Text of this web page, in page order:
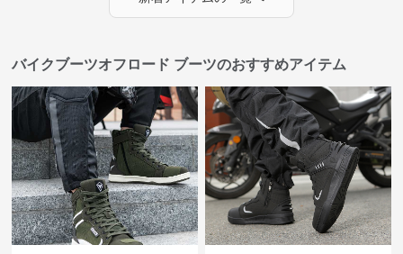
バイクブーツオフロード ブーツのおすすめアイテム